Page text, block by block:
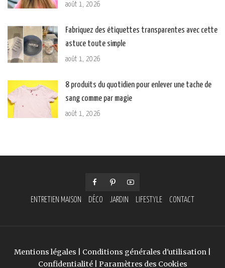
août 1, 2026
Fabriquez des étiquettes transparentes avec cette
astuce toute simple
août 1, 2026
8 produits du quotidien pour enlever une tache de
sang comme par magie
août 1, 2026
ENTRETIEN MAISON DÉCO JARDIN LIFESTYLE CONTACT
Mentions légales Conditions générales d'utilisation
Confidentialité| Paramètres des Cookies